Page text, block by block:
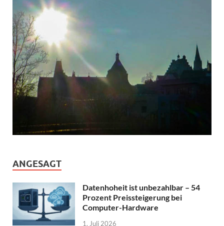
ANGESAGT
Datenhoheit ist unbezahlbar – 54
Prozent Preissteigerung bei
Computer-Hardware
1. Juli 2026